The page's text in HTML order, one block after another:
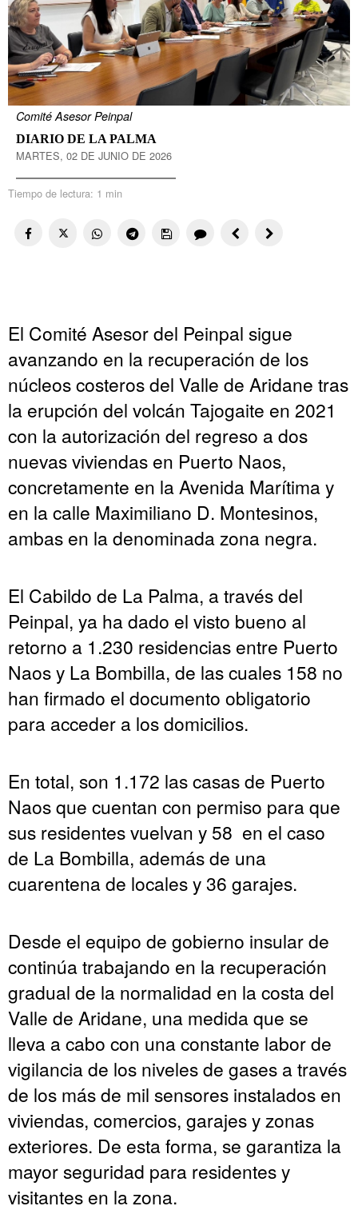
Comité Asesor Peinpal
DIARIO DE LA PALMA
MARTES, 02 DE JUNIO DE 2026
Tiempo de lectura: 1 min
El Comité Asesor del Peinpal sigue
avanzando en la recuperación de los
núcleos costeros del Valle de Aridane tras
la erupción del volcán Tajogaite en 2021
con la autorización del regreso a dos
nuevas viviendas en Puerto Naos,
concretamente en la Avenida Marítima y
en la calle Maximiliano D. Montesinos,
ambas en la denominada zona negra.
El Cabildo de La Palma, a través del
Peinpal, ya ha dado el visto bueno al
retorno a 1.230 residencias entre Puerto
Naos y La Bombilla, de las cuales 158 no
han firmado el documento obligatorio
para acceder a los domicilios.
En total, son 1.172 las casas de Puerto
Naos que cuentan con permiso para que
sus residentes vuelvan y 58 en el caso
de La Bombilla, además de una
cuarentena de locales y 36 garajes.
Desde el equipo de gobierno insular de
continúa trabajando en la recuperación
gradual de la normalidad en la costa del
Valle de Aridane, una medida que se
lleva a cabo con una constante labor de
vigilancia de los niveles de gases a través
de los más de mil sensores instalados en
viviendas, comercios, garajes y zonas
exteriores. De esta forma, se garantiza la
mayor seguridad para residentes y
visitantes en la zona.